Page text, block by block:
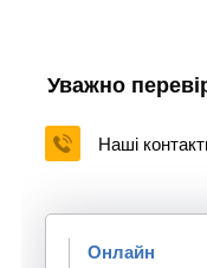
Уважно
Наші
Онлайн